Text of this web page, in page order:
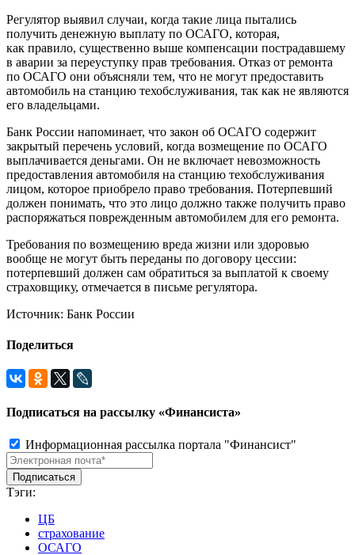
Регулятор выявил случаи, когда такие лица пытались
получить денежную выплату по ОСАГО, которая,
как правило, существенно выше компенсации пострадавшему
в аварии за переуступку прав требования. Отказ от ремонта
по ОСАГО они объясняли тем, что не могут предоставить
автомобиль на станцию техобслуживания, так как не являются
его владельцами.
Банк России напоминает, что закон об ОСАГО содержит
закрытый перечень условий, когда возмещение по ОСАГО
выплачивается деньгами. Он не включает невозможность
предоставления автомобиля на станцию техобслуживания
лицом, которое приобрело право требования. Потерпевший
должен понимать, что это лицо должно также получить право
распоряжаться поврежденным автомобилем для его ремонта.
Требования по возмещению вреда жизни или здоровью
вообще не могут быть переданы по договору цессии:
потерпевший должен сам обратиться за выплатой к своему
страховщику, отмечается в письме регулятора.
Источник: Банк России
Поделиться
Подписаться на рассылку «Финансиста»
Информационная рассылка портала "Финансист"
Тэги:
ЦБ
страхование
ОСАГО